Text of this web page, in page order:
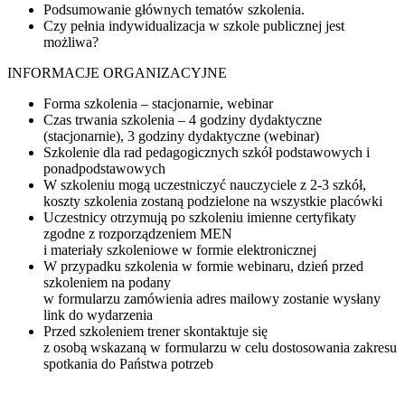
Podsumowanie głównych tematów szkolenia.
Czy pełnia indywidualizacja w szkole publicznej jest
możliwa?
INFORMACJE ORGANIZACYJNE
Forma szkolenia – stacjonarnie, webinar
Czas trwania szkolenia – 4 godziny dydaktyczne
(stacjonarnie), 3 godziny dydaktyczne (webinar)
Szkolenie dla rad pedagogicznych szkół podstawowych i
ponadpodstawowych
W szkoleniu mogą uczestniczyć nauczyciele z 2-3 szkół,
koszty szkolenia zostaną podzielone na wszystkie placówki
Uczestnicy otrzymują po szkoleniu imienne certyfikaty
zgodne z rozporządzeniem MEN
i materiały szkoleniowe w formie elektronicznej
W przypadku szkolenia w formie webinaru, dzień przed
szkoleniem na podany
w formularzu zamówienia adres mailowy zostanie wysłany
link do wydarzenia
Przed szkoleniem trener skontaktuje się
z osobą wskazaną w formularzu w celu dostosowania zakresu
spotkania do Państwa potrzeb